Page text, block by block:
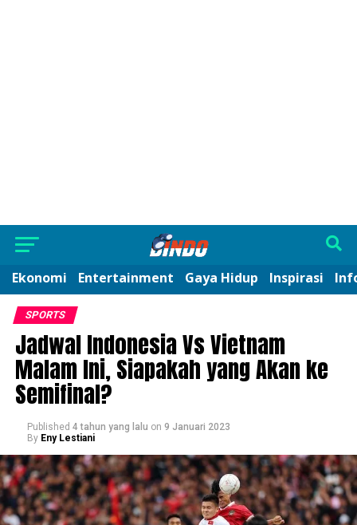
Ekonomi Entertainment Gaya Hidup Inspirasi
SPORTS
Jadwal Indonesia Vs Vietnam
Malam Ini, Siapakah yang Akan ke
Semifinal?
Published 4 tahun yang lalu on 9 Januari 2023
By Eny Lestiani